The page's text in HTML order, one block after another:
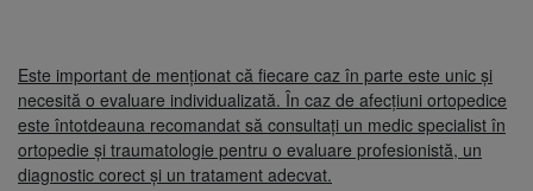
Este important de menționat că fiecare caz în parte este unic și
necesită o evaluare individualizată. În caz de afecțiuni ortopedice
este întotdeauna recomandat să consultați un medic specialist în
ortopedie și traumatologie pentru o evaluare profesionistă, un
diagnostic corect și un tratament adecvat.